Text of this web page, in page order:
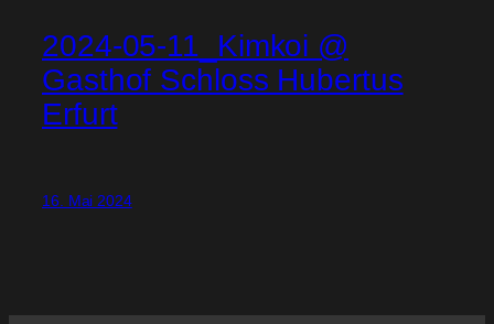
2024-05-11_Kimkoi @
Gasthof Schloss Hubertus
Erfurt
16. Mai 2024